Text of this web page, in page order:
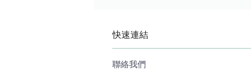
快速連結
聯絡我們